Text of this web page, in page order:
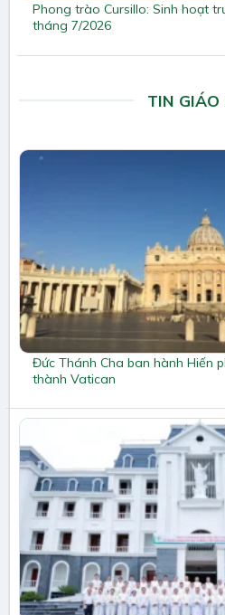
Phong trào Cursillo: Sinh hoạt
tháng 7/2026
TIN GIÁO
Đức Thánh Cha ban hành Hiến
thành Vatican